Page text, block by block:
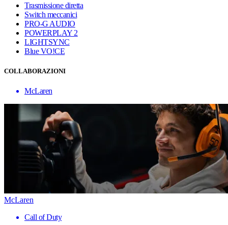
Trasmissione diretta
Switch meccanici
PRO-G AUDIO
POWERPLAY 2
LIGHTSYNC
Blue VO!CE
COLLABORAZIONI
McLaren
McLaren
Call of Duty